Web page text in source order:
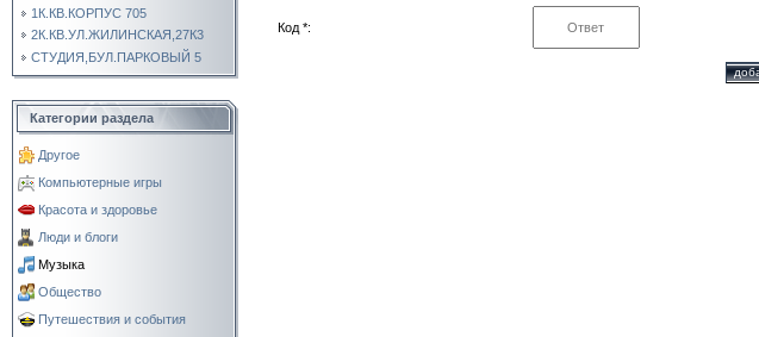
1К.КВ.КОРПУС 705
2К.КВ.УЛ.ЖИЛИНСКАЯ,27К3
СТУДИЯ,БУЛ.ПАРКОВЫЙ 5
Категории раздела
Другое
Компьютерные игры
Красота и здоровье
Люди и блоги
Музыка
Общество
Путешествия и события
Код *: